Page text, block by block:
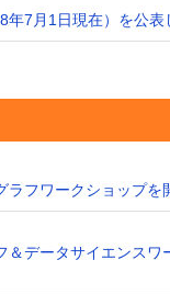
年7月1日現在）を公表
フワークショップを
データサイエンスワ